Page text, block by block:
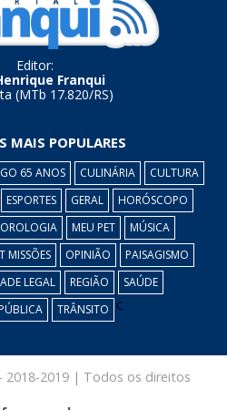
Editor:
Franqui
(MTb 17.820/RS)
MAIS POPULARES
65 ANOS CULINÁRIA
CULTURA
ESPORTES GERAL
HORÓSCOPO
MEU PET
MÚSICA
MISSÕES OPINIÃO
PAISAGISMO
LEGAL REGIÃO
SAÚDE
TRÂNSITO c
- 2018-2019 | Todos os direitos